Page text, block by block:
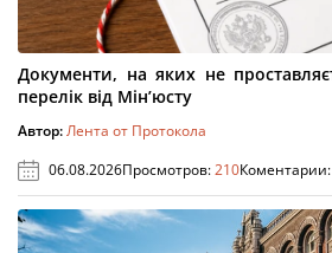
Документи, на яких не
перелік від Мін’юсту
Автор:Лента от Протокола
06.08.2026Просмотров:210Коментарии: